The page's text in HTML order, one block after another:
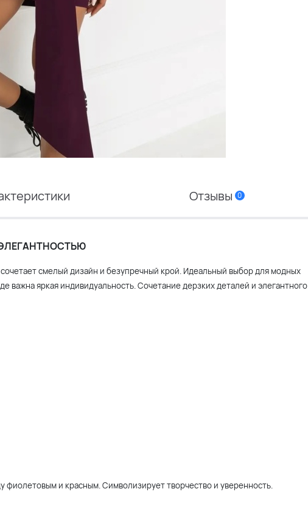
Отзывы 0
смелый дизайн и безупречный крой. Идеальный выбор для модных
важна яркая индивидуальность. Сочетание дерзких деталей и элегантного
и красным. Символизирует творчество и уверенность.